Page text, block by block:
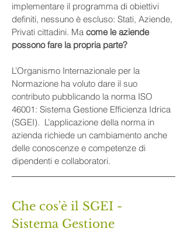
implementare il programma di obiettivi
definiti, nessuno è escluso: Stati, Aziende,
Privati cittadini. Ma come le aziende
possono fare la propria parte?
L’Organismo Internazionale per la
Normazione ha voluto dare il suo
contributo pubblicando la norma ISO
46001: Sistema Gestione Efficienza Idrica
(SGEI).  L’applicazione della norma in
azienda richiede un cambiamento anche
delle conoscenze e competenze di
dipendenti e collaboratori.
Che cos'è il SGEI -
Sistema Gestione